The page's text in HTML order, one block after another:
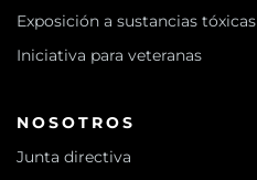
Exposición a sustancias tóxicas
Iniciativa para veteranas
NOSOTROS
Junta directiva